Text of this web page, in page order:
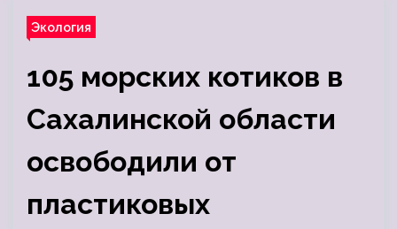
Экология
105 морских котиков в
Сахалинской области
освободили от
пластиковых